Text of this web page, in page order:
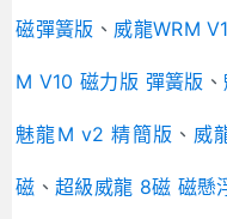
磁彈簧版 、 威龍WRM
M V10 磁力版 彈簧版 、
魅龍M v2 精簡版 、 威
磁 、 超級威龍 8磁 磁懸